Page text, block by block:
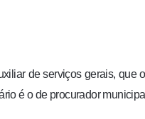
de serviços gerais, que
é o de procurador